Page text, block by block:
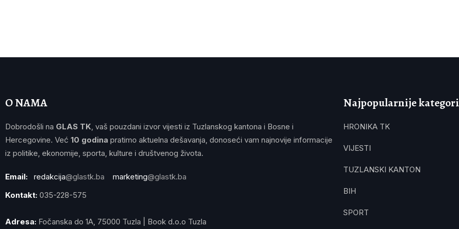
O NAMA
Dobrodošli na GLAS TK, vaš pouzdani izvor vijesti iz Tuzlanskog kantona i Bosne i
Hercegovine. Već 10 godina pratimo aktuelna dešavanja, donoseći vam najnovije informacije
iz politike, ekonomije, sporta, kulture i društvenog života.
Email: redakcija@glastk.ba marketing@glastk.ba
Kontakt: 035-228-575
Adresa: Fočanska do 1A, 75000 Tuzla | Book d.o.o Tuzla
Najpopularnije
HRONIKA TK
VIJESTI
TUZLANSKI KANTON
BIH
SPORT